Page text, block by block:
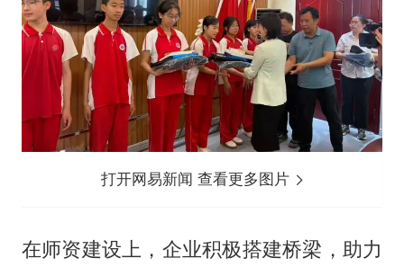
打开网易新闻 查看更多图片
在师资建设上，企业积极搭建桥梁，助力